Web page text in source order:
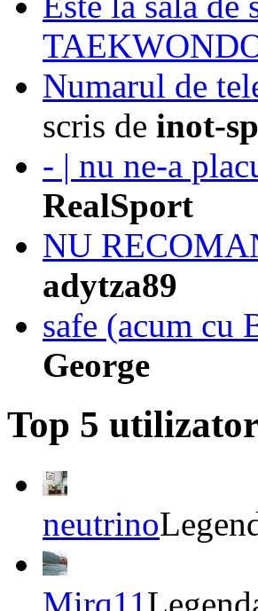
Numarul de
scris de inot-
- | nu ne-a
RealSport
NU
adytza89
safe (acum cu
George
Top 5
neutrino